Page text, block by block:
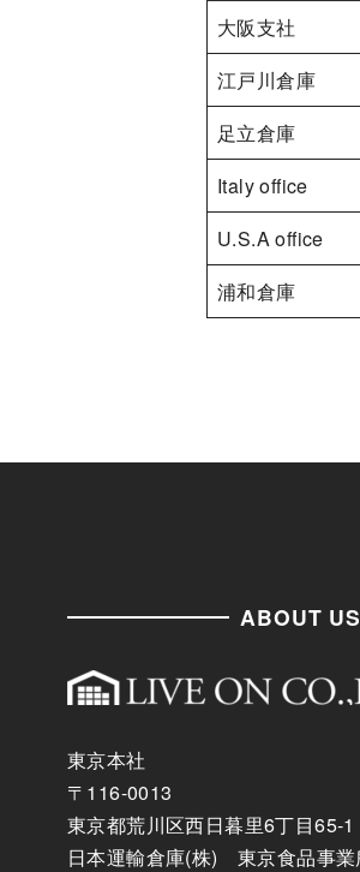
大阪支社
江戸川倉庫
足立倉庫
Italy office
U.S.A office
浦和倉庫
ABOUT US
東京本社
〒116-0013
東京都荒川区西日暮里6丁目65-1
日本運輸倉庫(株) 東京食品事